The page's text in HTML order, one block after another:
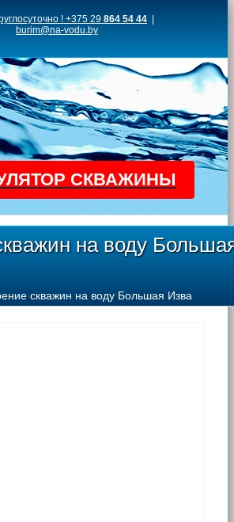
! +375 29 864 54 44
burim@na-vodu.by
СКВАЖИНЫ
на воду
скважин на воду Большая Изва